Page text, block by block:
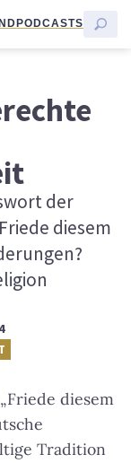
PODCASTS
der
diesem
diesem
Tradition